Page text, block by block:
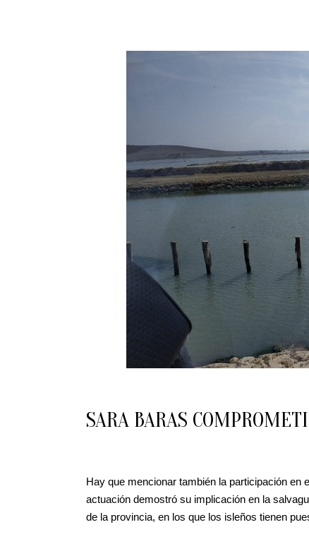
SARA BARAS
Hay que mencionar también la participación en
actuación demostró su implicación en la
de la provincia, en los que los isleños tienen